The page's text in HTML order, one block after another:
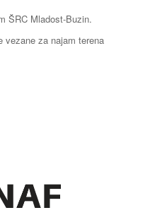
ŠRC Mladost-Buzin.
vezane za najam terena